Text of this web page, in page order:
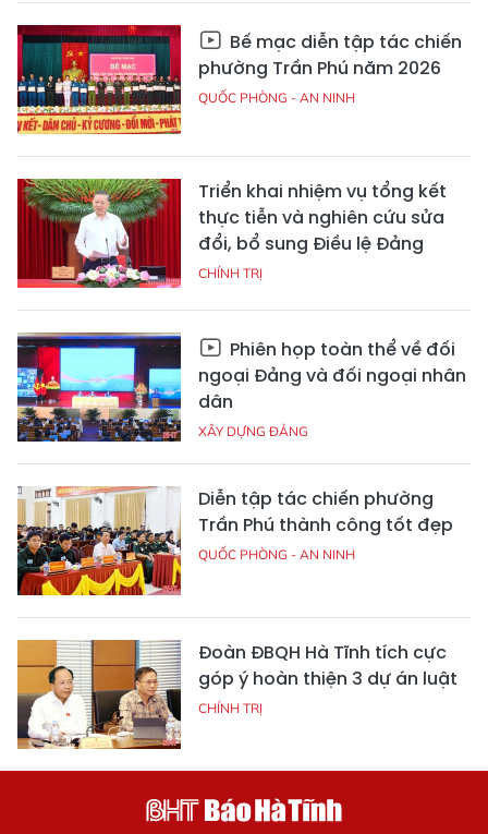
Bế mạc diễn tập tác chiến
phường Trần Phú năm 2026
QUỐC PHÒNG - AN NINH
Triển khai nhiệm vụ tổng kết
thực tiễn và nghiên cứu sửa
đổi, bổ sung Điều lệ Đảng
CHÍNH TRỊ
Phiên họp toàn thể về đối
ngoại Đảng và đối ngoại nhân
dân
XÂY DỰNG ĐẢNG
Diễn tập tác chiến phường
Trần Phú thành công tốt đẹp
QUỐC PHÒNG - AN NINH
Đoàn ĐBQH Hà Tĩnh tích cực
góp ý hoàn thiện 3 dự án luật
CHÍNH TRỊ